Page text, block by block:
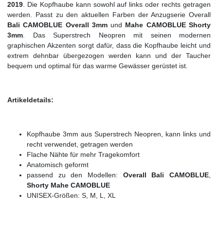
2019 . Die Kopfhaube kann sowohl auf links oder rechts getragen
werden. Passt zu den aktuellen Farben der Anzugserie Overall
Bali CAMOBLUE Overall 3mmund Mahe CAMOBLUE Shorty
3mm . Das Superstrech Neopren mit seinen modernen
graphischen Akzenten sorgt dafür, dass die Kopfhaube leicht und
extrem dehnbar übergezogen werden kann und der Taucher
bequem und optimal für das warme Gewässer gerüstet ist.
Artikeldetails:
Kopfhaube 3mm aus Superstrech Neopren, kann links und
recht verwendet, getragen werden
Flache Nähte für mehr Tragekomfort
Anatomisch geformt
passend zu den Modellen: Overall Bali CAMOBLUE
Shorty Mahe CAMOBLUE
UNISEX-Größen: S, M, L, XL